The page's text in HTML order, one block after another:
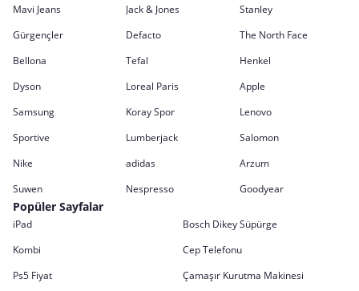
Mavi Jeans
Jack & Jones
Stanley
Gürgençler
Defacto
The North Face
Bellona
Tefal
Henkel
Dyson
Loreal Paris
Apple
Samsung
Koray Spor
Lenovo
Sportive
Lumberjack
Salomon
Nike
adidas
Arzum
Suwen
Nespresso Goodyear
Popüler Sayfalar
iPad
Bosch Dikey Süpürge
Kombi
Cep Telefonu
Ps5 Fiyat
Çamaşır Kurutma Makinesi